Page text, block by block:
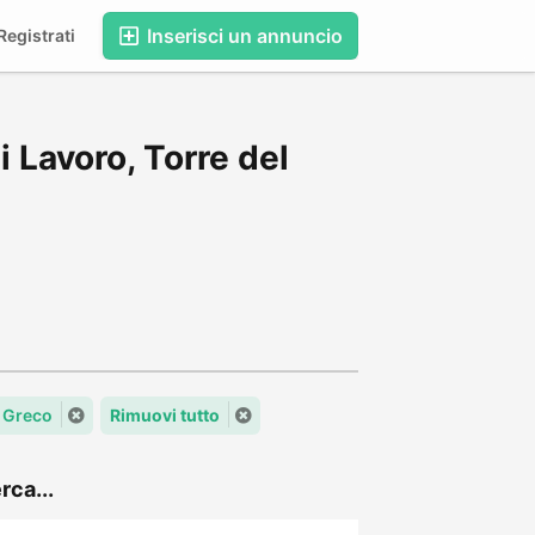
Inserisci un annuncio
Torre del
Rimuovi tutto